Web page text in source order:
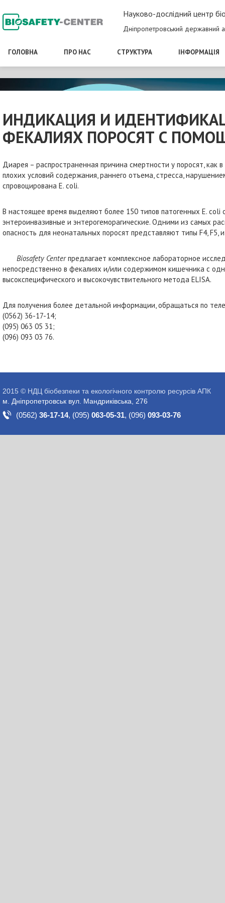
Науково-дослідний центр
Дніпропетровський державний
ГОЛОВНА ПРО НАС СТРУКТУРА ІНФОРМАЦІЯ
ИНДИКАЦИЯ И
ФЕКАЛИЯХ ПОРОСЯТ С
Диарея – распространенная причина смертности у поросят, как
плохих условий содержания, раннего отъема, стресса,
спровоцирована Е. coli.
В настоящее время выделяют более 150 типов патогенных Е. coli
энтероинвазивные и энтерогеморагические. Одними из самых
опасность для неонатальных поросят представляют типы F4, F5,
Biosafety Centerпредлагает комплексное лабораторное
непосредственно в фекалиях и/или содержимом кишечника с
высокспецифического и высокочувствительного метода ELISA.
Для получения более детальной информации, обращаться по
(0562) 36-17-14;
(095) 063 05 31;
(096) 093 03 76.
2015 © НДЦ біобезпеки та екологічного контролю ресурсів АПК
м. Дніпропетровськ вул. Мандриківська, 276
(0562) 36-17-14, (095) 063-05-31, (096) 093-03-76